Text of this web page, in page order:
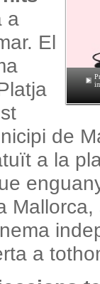
a
El
de
a la
a